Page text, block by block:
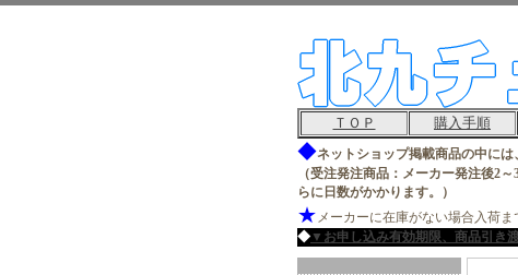
ＴＯＰ 購入手順
◆ネットショップ掲載商品の中には
（受注発注商品：メーカー発注後2
らに日数がかかります。）
★ メーカーに在庫がない場合入荷
◆ ▼お申し込み有効期限、商品引き